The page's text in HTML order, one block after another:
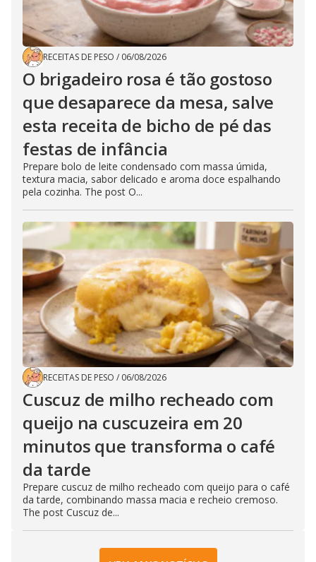
RECEITAS DE PESO / 06/08/2026
O brigadeiro rosa é tão gostoso
que desaparece da mesa, salve
esta receita de bicho de pé das
festas de infância
Prepare bolo de leite condensado com massa úmida,
textura macia, sabor delicado e aroma doce espalhando
pela cozinha. The post O...
RECEITAS DE PESO / 06/08/2026
Cuscuz de milho recheado com
queijo na cuscuzeira em 20
minutos que transforma o café
da tarde
Prepare cuscuz de milho recheado com queijo para o café
da tarde, combinando massa macia e recheio cremoso.
The post Cuscuz de...